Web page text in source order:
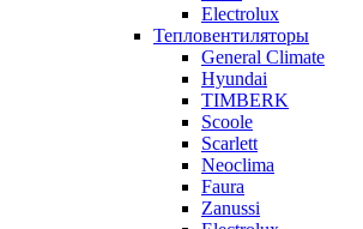
Electrolux
Тепловентиляторы
General Climate
Hyundai
TIMBERK
Scoole
Scarlett
Neoclima
Faura
Zanussi